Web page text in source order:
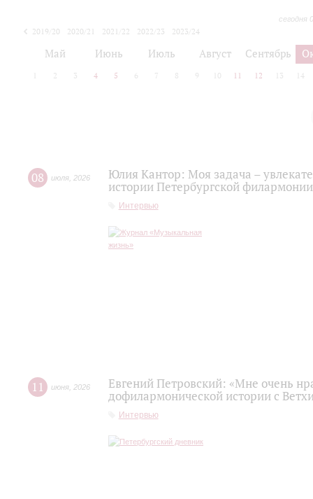
сегодня
2019/20 2020/21 2021/22 2022/23
2023/24
Май Июнь Июль Август Сентябрь
2 3 4 5 6 7 8 9 10 11 12 13 14
08 июля 2026
Юлия Кантор: Моя задача –
истории Петербургской
Интервью
11 июня 2026
Евгений Петровский: «Мне очень
дофилармонической истории с
Интервью